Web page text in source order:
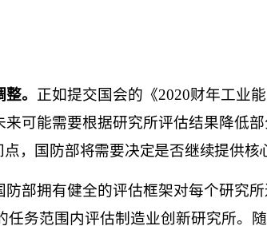
。 正如提交国会的《2020财年工业
可能需要根据研究所评估结果降低
，国防部将需要决定是否继续提供核
防部拥有健全的评估框架对每个研究
任务范围内评估制造业创新研究所。